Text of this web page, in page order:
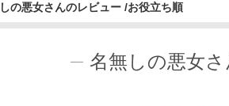
の悪女さんのレビュー /お役立ち順
名無しの悪女